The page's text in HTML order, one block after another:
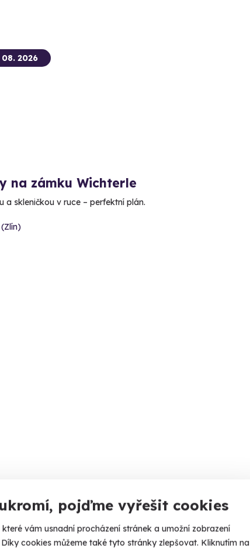
pojďme vyřešit cookies
vám usnadní procházení stránek a umožní zobrazení
cookies můžeme také tyto stránky zlepšovat. Kliknutím na
2026
na zámku Wichterle
a skleničkou v ruce – perfektní plán.